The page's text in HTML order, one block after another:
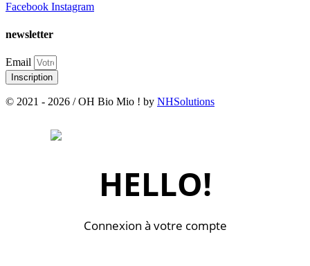
Facebook Instagram
newsletter
Email
Inscription
© 2021 - 2026 / OH Bio Mio ! by NHSolutions
HELLO!
Connexion à votre compte